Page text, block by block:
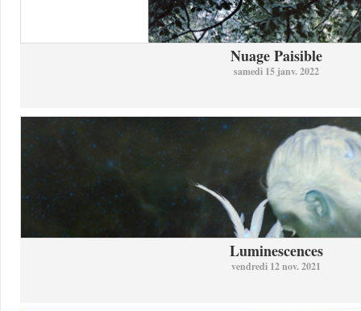
Nuage Paisible
samedi 15 janv. 2022
Luminescences
vendredi 12 nov. 2021